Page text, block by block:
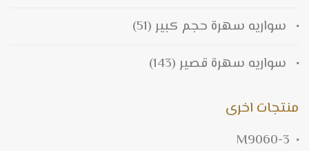
سواريه سهرة حجم كبير (51)
سواريه سهرة قصير (143)
منتجات اخرى
M9060-3